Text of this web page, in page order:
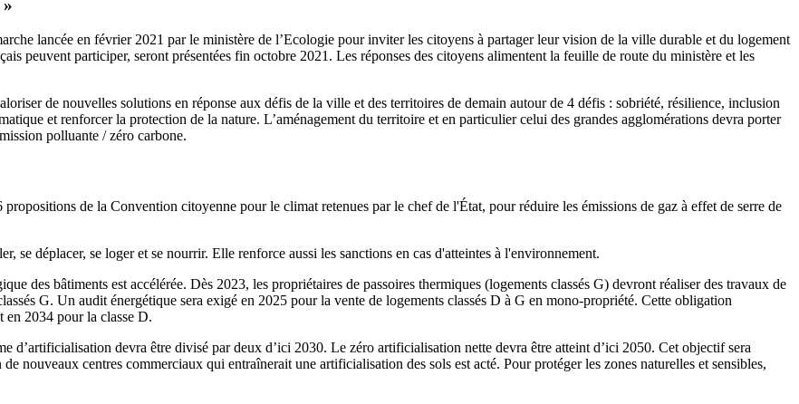
lancée en février 2021 par le ministère de l’Ecologie pour inviter les citoyens à partager leur vision de la ville durable et du logement
peuvent participer, seront présentées fin octobre 2021. Les réponses des citoyens alimentent la feuille de route du ministère et les
de nouvelles solutions en réponse aux défis de la ville et des territoires de demain autour de 4 défis : sobriété, résilience, inclusion
et renforcer la protection de la nature. L’aménagement du territoire et en particulier celui des grandes agglomérations devra porter
polluante / zéro carbone.
de la Convention citoyenne pour le climat retenues par le chef de l'État, pour réduire les émissions de gaz à effet de serre de
se déplacer, se loger et se nourrir. Elle renforce aussi les sanctions en cas d'atteintes à l'environnement.
des bâtiments est accélérée. Dès 2023, les propriétaires de passoires thermiques (logements classés G) devront réaliser des travaux de
G. Un audit énergétique sera exigé en 2025 pour la vente de logements classés D à G en mono-propriété. Cette obligation
en 2034 pour la classe D.
d’artificialisation devra être divisé par deux d’ici 2030. Le zéro artificialisation nette devra être atteint d’ici 2050. Cet objectif sera
nouveaux centres commerciaux qui entraînerait une artificialisation des sols est acté. Pour protéger les zones naturelles et sensibles,